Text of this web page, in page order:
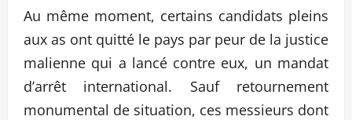
Au même moment, certains candidats pleins
aux as ont quitté le pays par peur de la justice
malienne qui a lancé contre eux, un mandat
d’arrêt international. Sauf retournement
monumental de situation, ces messieurs dont